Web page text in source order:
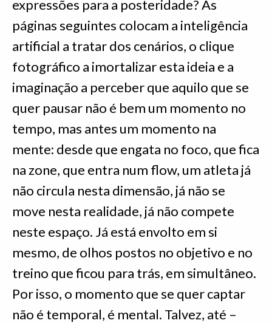
expressões para a posteridade? As
páginas seguintes colocam a inteligência
artificial a tratar dos cenários, o clique
fotográfico a imortalizar esta ideia e a
imaginação a perceber que aquilo que se
quer pausar não é bem um momento no
tempo, mas antes um momento na
mente: desde que engata no foco, que fica
na zone, que entra num flow, um atleta já
não circula nesta dimensão, já não se
move nesta realidade, já não compete
neste espaço. Já está envolto em si
mesmo, de olhos postos no objetivo e no
treino que ficou para trás, em simultâneo.
Por isso, o momento que se quer captar
não é temporal, é mental. Talvez, até –